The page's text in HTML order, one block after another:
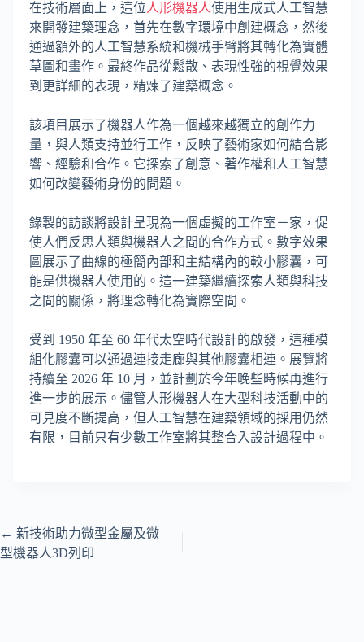
在技術層面上，這位人形機器人使用生成式人工智慧
來開發建築理念，首先在數字環境中創建概念，然後
通過額外的人工智慧系統和機械手臂將其轉化為實體
草圖和畫作。最終作品從鬆散、表現性強的視覺效果
到更詳細的表現，精煉了建築概念。
該項目展示了機器人作為一個越來越獨立的創作力
量，與人類支持並行工作，反映了藝術家如何結合影
響、經驗和合作。它探索了創意、著作權和人工智慧
如何改變藝術身份的問題。
錄製的訪談將設計呈現為一個虛擬的工作室－家，促
使人們反思人類與機器人之間的合作方式。數字效果
圖展示了曲線的極簡內部和主結構內的較小膠囊，可
能是供機器人使用的。這一建築繼續探索人類與科技
之間的關係，將理念轉化為實際空間。
受到 1950 年至 60 年代太空時代設計的啟發，這種模
組化膠囊可以通過連接走廊與其他膠囊相連。展覽將
持續至 2026 年 10 月，並計劃於今年晚些時候再進行
進一步的展示。儘管人形機器人在大型科技活動中的
可見度不斷提高，但人工智慧在建築領域的採用仍然
有限，目前只有少數工作室將其整合入設計過程中。
← 新技術助力微型金屬及微
型機器人3D列印